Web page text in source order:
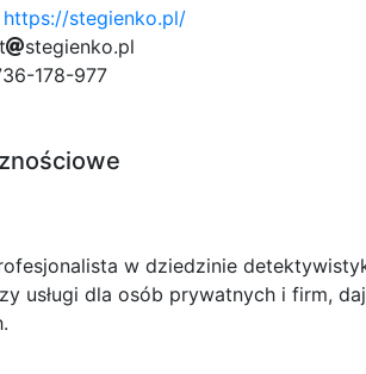
https://stegienko.pl/
t ste664
gienko.pl
178-977
w dziedzinie
usługi dla osób prywatnych i firm,